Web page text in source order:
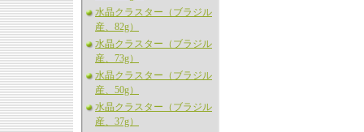
水晶クラスター（ブラジル
産、82g）
水晶クラスター（ブラジル
産、73g）
水晶クラスター（ブラジル
産、50g）
水晶クラスター（ブラジル
産、37g）